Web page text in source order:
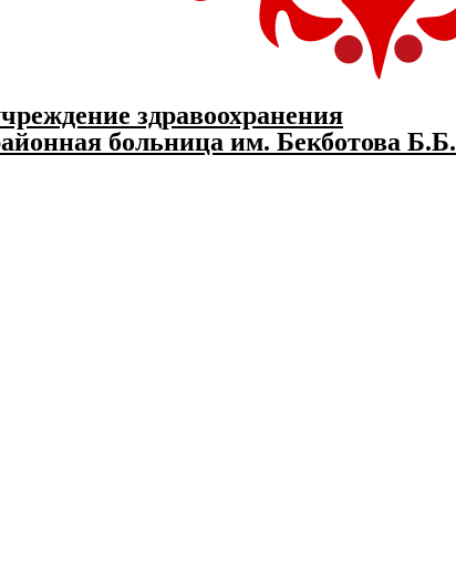
здравоохранения
больница им. Бекботова Б.Б.